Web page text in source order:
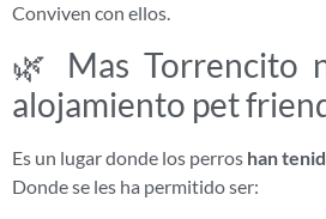
Conviven con ellos.
🌿 Mas Torrencito
alojamiento pet
Es un lugar donde los perros han
Donde se les ha permitido ser: